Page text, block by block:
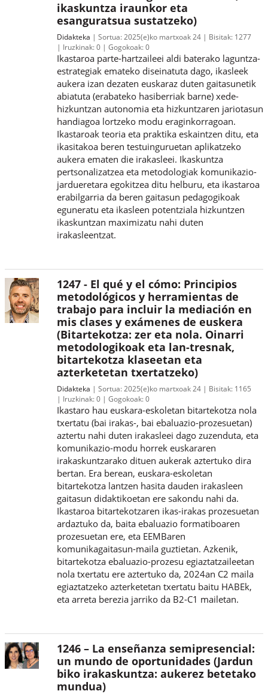
ikaskuntza iraunkor eta
esanguratsua sustatzeko)
Didakteka Sortua:2025(e)ko martxoak 24 Bisitak: 1277
Iruzkinak:0 Gogokoak:0
Ikastaroa parte-hartzaileei aldi baterako laguntza-
estrategiak emateko diseinatuta dago, ikasleek
aukera izan dezaten euskaraz duten gaitasunetik
abiatuta (erabateko hasiberriak barne) xede-
hizkuntzan autonomia eta hizkuntzaren jariotasun
handiagoa lortzeko modu eraginkorragoan.
Ikastaroak teoria eta praktika eskaintzen ditu, eta
ikasitakoa beren testuinguruetan aplikatzeko
aukera ematen die irakasleei. Ikaskuntza
pertsonalizatzea eta metodologiak komunikazio-
jardueretara egokitzea ditu helburu, eta ikastaroa
erabilgarria da beren gaitasun pedagogikoak
eguneratu eta ikasleen potentziala hizkuntzen
ikaskuntzan maximizatu nahi duten
irakasleentzat.
1247 - El qué y el cómo: Principios
metodológicos y herramientas de
trabajo para incluir la mediación en
mis clases y exámenes de euskera
(Bitartekotza: zer eta nola. Oinarri
metodologikoak eta lan-tresnak,
bitartekotza klaseetan eta
azterketetan txertatzeko)
Didakteka Sortua:2025(e)ko martxoak 24 Bisitak: 1165
Iruzkinak:0 Gogokoak:0
Ikastaro hau euskara-eskoletan bitartekotza nola
txertatu (bai irakas-, bai ebaluazio-prozesuetan)
aztertu nahi duten irakasleei dago zuzenduta, eta
komunikazio-modu horrek euskararen
irakaskuntzarako dituen aukerak aztertuko dira
bertan. Era berean, euskara-eskoletan
bitartekotza lantzen hasita dauden irakasleen
gaitasun didaktikoetan ere sakondu nahi da.
Ikastaroa bitartekotzaren ikas-irakas prozesuetan
ardaztuko da, baita ebaluazio formatiboaren
prozesuetan ere, eta EEMBaren
komunikagaitasun-maila guztietan. Azkenik,
bitartekotza ebaluazio-prozesu egiaztatzaileetan
nola txertatu ere aztertuko da, 2024an C2 maila
egiaztatzeko azterketetan txertatu baitu HABEk,
eta arreta berezia jarriko da B2-C1 mailetan.
1246 – La enseñanza semipresencial:
un mundo de oportunidades (Jardun
biko irakaskuntza: aukerez betetako
mundua)